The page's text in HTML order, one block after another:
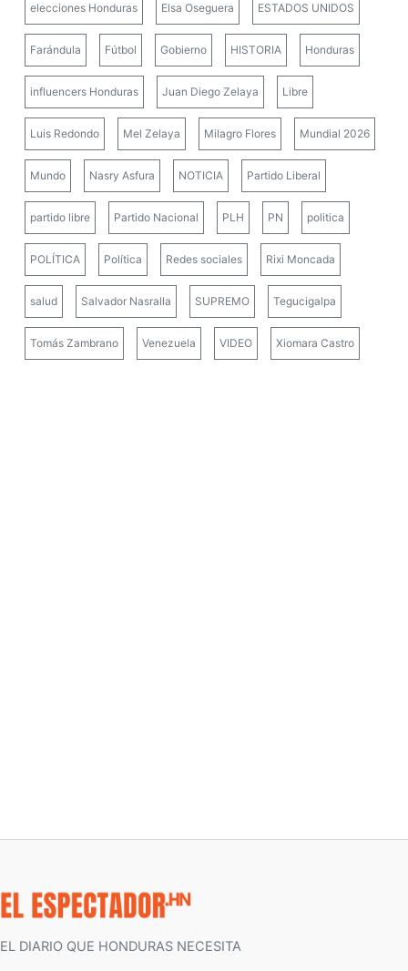
elecciones Honduras Elsa Oseguera ESTADOS UNIDOS
Farándula Fútbol Gobierno HISTORIA Honduras
influencers Honduras Juan Diego Zelaya Libre
Luis Redondo Mel Zelaya Milagro Flores Mundial 2026
Mundo Nasry Asfura NOTICIA Partido Liberal
partido libre Partido Nacional PLH PN politica
POLÍTICA Política Redes sociales Rixi Moncada
salud Salvador Nasralla SUPREMO Tegucigalpa
Tomás Zambrano Venezuela VIDEO Xiomara Castro
EL DIARIO QUE HONDURAS NECESITA